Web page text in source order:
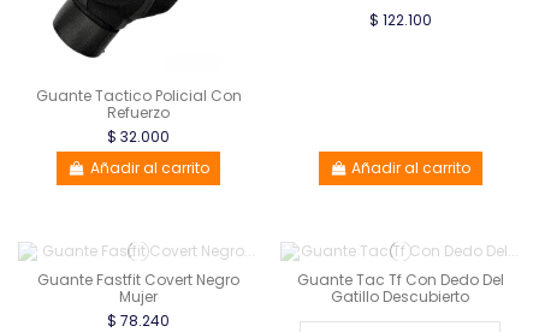
Guante Tactico Policial Con
Refuerzo
$ 32.000
Añadir al carrito
$ 122.100
Añadir al carrito
Guante Fastfit Covert Negro
Mujer
$ 78.240
Guante Tac Tf Con Dedo Del
Gatillo Descubierto